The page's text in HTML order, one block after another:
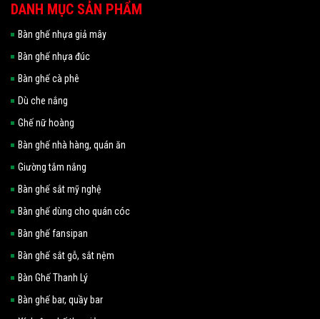
DANH MỤC SẢN PHẨM
Bàn ghế nhựa giả mây
Bàn ghế nhựa đúc
Bàn ghế cà phê
Dù che nắng
Ghế nữ hoàng
Bàn ghế nhà hàng, quán ăn
Giường tắm nắng
Bàn ghế sắt mỹ nghệ
Bàn ghế dùng cho quán cóc
Bàn ghế fansipan
Bàn ghế sắt gỗ, sắt nệm
Bàn Ghế Thanh Lý
Bàn ghế bar, quầy bar